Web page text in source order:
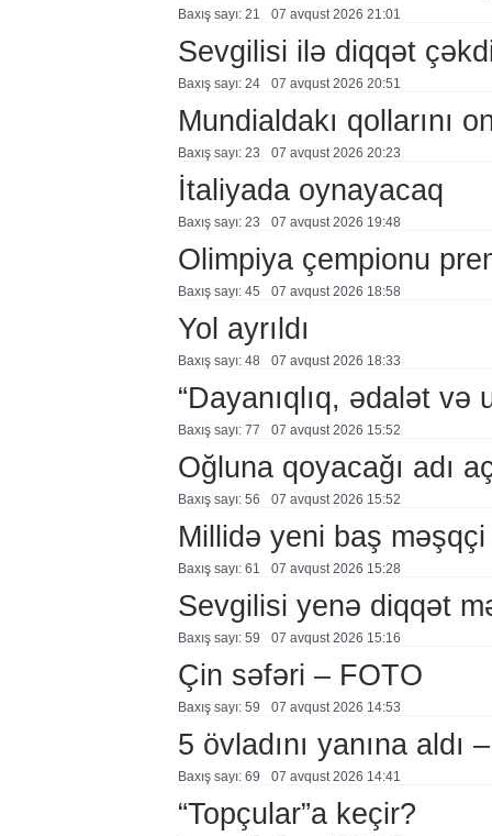
Baxış sayı: 21 07 avqust 2026 21:01
Sevgilisi ilə diqqət
Baxış sayı: 24 07 avqust 2026 20:51
Mundialdakı qollarını
Baxış sayı: 23 07 avqust 2026 20:23
İtaliyada oynayacaq
Baxış sayı: 23 07 avqust 2026 19:48
Olimpiya çempionu
Baxış sayı: 45 07 avqust 2026 18:58
Yol ayrıldı
Baxış sayı: 48 07 avqust 2026 18:33
“Dayanıqlıq, ədalət
Baxış sayı: 77 07 avqust 2026 15:52
Oğluna qoyacağı adı
Baxış sayı: 56 07 avqust 2026 15:52
Millidə yeni baş məşqçi
Baxış sayı: 61 07 avqust 2026 15:28
Sevgilisi yenə diqqət
Baxış sayı: 59 07 avqust 2026 15:16
Çin səfəri – FOTO
Baxış sayı: 59 07 avqust 2026 14:53
5 övladını yanına aldı
Baxış sayı: 69 07 avqust 2026 14:41
“Topçular”a keçir?